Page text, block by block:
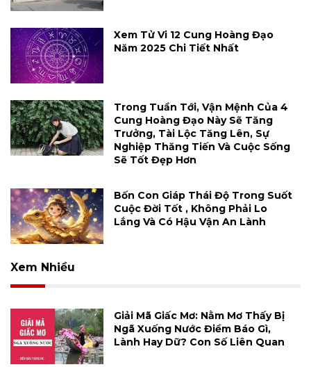
Xem Tử Vi 12 Cung Hoàng Đạo
Năm 2025 Chi Tiết Nhất
Trong Tuần Tới, Vận Mệnh Của 4
Cung Hoàng Đạo Này Sẽ Tăng
Trưởng, Tài Lộc Tăng Lên, Sự
Nghiệp Thăng Tiến Và Cuộc Sống
Sẽ Tốt Đẹp Hơn
Bốn Con Giáp Thái Độ Trong Suốt
Cuộc Đời Tốt , Không Phải Lo
Lắng Và Có Hậu Vận An Lành
Xem Nhiều
Giải Mã Giấc Mơ: Nằm Mơ Thấy Bị
Ngã Xuống Nước Điềm Báo Gì,
Lành Hay Dữ? Con Số Liên Quan